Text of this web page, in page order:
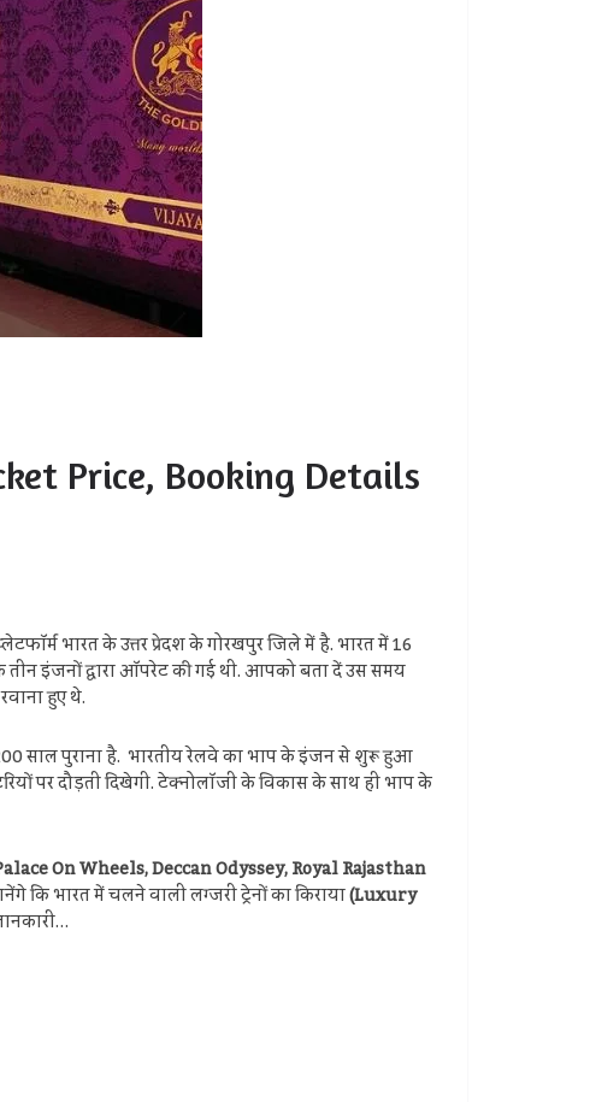
Price, Booking Details
भारत के उत्तर प्रेदश के गोरखपुर जिले में है. भारत में 16
तीन इंजनों द्वारा ऑपरेट की गई थी. आपको बता दें उस समय
हुए थे.
साल पुराना है. भारतीय रेलवे का भाप के इंजन से शुरू हुआ
पर दौड़ती दिखेगी. टेक्नोलॉजी के विकास के साथ ही भाप के
On Wheels, Deccan Odyssey, Royal Rajasthan
भारत में चलने वाली लग्जरी ट्रेनों का किराया(Luxury